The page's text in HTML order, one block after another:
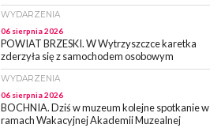
WYDARZENIA
06 sierpnia 2026
POWIAT BRZESKI. W Wytrzyszczce karetka
zderzyła się z samochodem osobowym
WYDARZENIA
06 sierpnia 2026
BOCHNIA. Dziś w muzeum kolejne spotkanie w
ramach Wakacyjnej Akademii Muzealnej